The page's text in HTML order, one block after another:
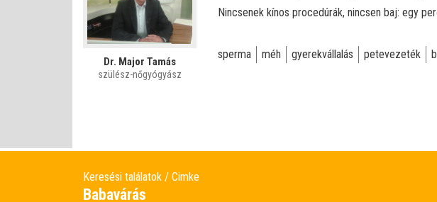
Dr. Major Tamás
szülész-nőgyógyász
Nincsenek kínos procedúrák, nincsen baj: egy
sperma méh gyerekvállalás petevezeték
Keresési találatok Cimke
Babavárás